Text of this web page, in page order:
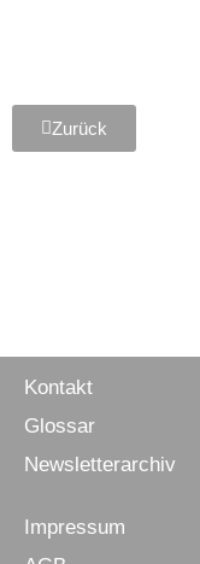
Zurück
Kontakt
Glossar
Newsletter­archiv
Impressum